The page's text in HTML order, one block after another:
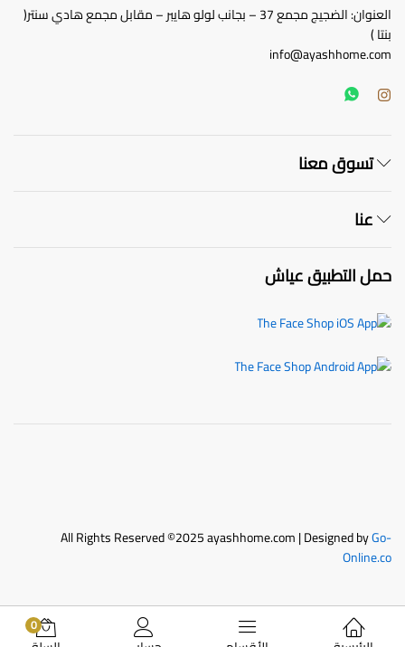
العنوان: الضجيج مجمع 37 – بجانب لولو هايبر – مقابل مجمع هادي سنتر(
بنتا )
info@ayashhome.com
تسوق معنا
عنا
حمل التطبيق عياش
All Rights Reserved ©2025 ayashhome.com | Designed byGo-
Online.co
0